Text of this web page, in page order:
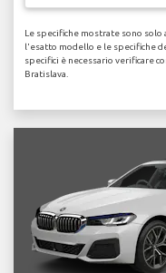
Le specifiche mostrate sono
l'esatto modello e le specifiche
specifici è necessario verificare
Bratislava.